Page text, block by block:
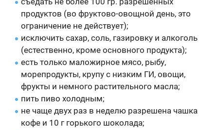
продуктов (во фруктово-овощной день, это
ограничение не действует);
исключить сахар, соль, газировку и алкоголь
(естественно, кроме основного продукта);
есть только маложирное мясо, рыбу,
морепродукты, крупу с низким ГИ, овощи,
фрукты и немного растительного масла;
пить пиво холодным;
не чаще двух раз в неделю разрешена чашка
кофе и 10 г горького шоколада;